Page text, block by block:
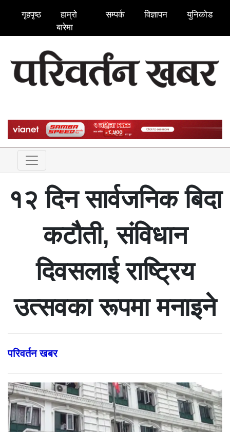
गृहपृष्ठ
हाम्रो
बारेमा
सम्पर्क विज्ञापन युनिकोड
१२ दिन सार्वजनिक बिदा
कटौती, संविधान
दिवसलाई राष्ट्रिय
उत्सवका रूपमा मनाइने
परिवर्तन खबर